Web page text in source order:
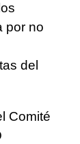
por no
del
Comité